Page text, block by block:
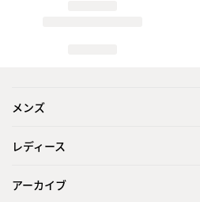
メンズ
レディース
アーカイブ